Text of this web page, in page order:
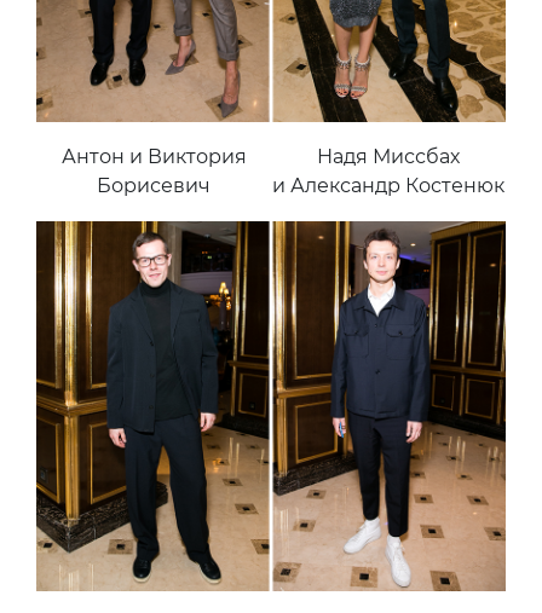
Антон и Виктория
Борисевич
Надя Миссбах
и Александр Костенюк